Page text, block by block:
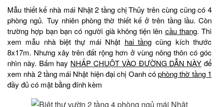
Mẫu thiết kế nhà mái Nhật 2 tầng chị Thủy trên cùng cũng có 4
phòng ngủ. Tuy nhiên phòng thờ thiết kế ở trên tầng lầu. Còn
trường hợp bạn bạn có người già không tiện lên cầu thang. Thì
xem mẫu nhà biệt thự mái Nhật hai tầngcũng kích thước
8x17m. Nhưng xây trên đất rộng hơn ở vùng nông thôn có góc
nhìn này. Bấm hay NHẤP CHUỘT VÀO ĐƯỜNG DẪN NÀY để
xem nhà 2 tầng mái Nhật hiện đại chị Oanh cóphòng thờ tầng 1
đầy đủ có mặt bằng đính kèm